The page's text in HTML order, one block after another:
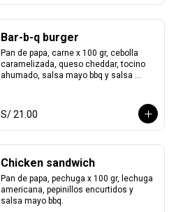
Bar-b-q burger
Pan de papa, carne x 100 gr, cebolla
caramelizada, queso cheddar, tocino
ahumado, salsa mayo bbq y salsa
S/ 21.00
Chicken sandwich
Pan de papa, pechuga x 100 gr, lechuga
americana, pepinillos encurtidos y
salsa mayo bbq.